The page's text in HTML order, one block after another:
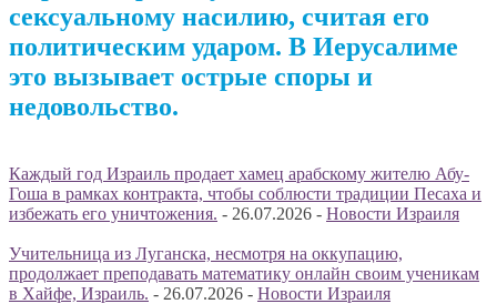
сексуальному насилию, считая его
политическим ударом. В Иерусалиме
это вызывает острые споры и
недовольство.
Каждый год Израиль продает хамец арабскому жителю Абу-
Гоша в рамках контракта, чтобы соблюсти традиции Песаха и
избежать его уничтожения. - 26.07.2026 - Новости Израиля
Учительница из Луганска, несмотря на оккупацию,
продолжает преподавать математику онлайн своим ученикам
в Хайфе, Израиль. - 26.07.2026 - Новости Израиля